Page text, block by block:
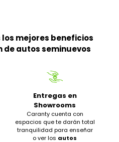
los mejores beneficios
autos seminuevos
Entregas en
Showrooms
Caranty cuenta con
espacios que te darán total
tranquilidad para enseñar
o ver los autos